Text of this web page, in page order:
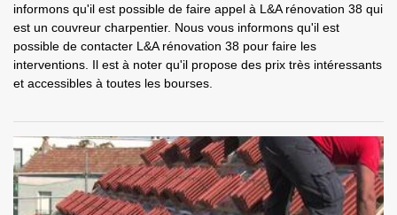
informons qu'il est possible de faire appel à L&A rénovation 38 qui
est un couvreur charpentier. Nous vous informons qu'il est
possible de contacter L&A rénovation 38 pour faire les
interventions. Il est à noter qu'il propose des prix très intéressants
et accessibles à toutes les bourses.